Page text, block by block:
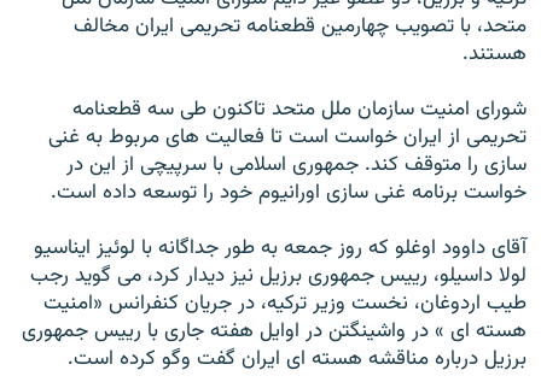
متحد، با تصويب چهارمين قطعنامه تحريمی ايران مخالف
هستند.
شورای امنيت سازمان ملل متحد تاکنون طی سه قطعنامه
تحريمی از ايران خواست است تا فعاليت های مربوط به غنی
سازی را متوقف کند. جمهوری اسلامی با سرپيچی از اين در
خواست برنامه غنی سازی اورانيوم خود را توسعه داده است.
آقای داوود اوغلو که روز جمعه به طور جداگانه با لوئيز ايناسيو
لولا داسيلو، رييس جمهوری برزيل نيز ديدار کرد، می گويد رجب
طيب اردوغان، نخست وزير ترکيه، در جريان کنفرانس «امنيت
هسته ای » در واشينگتن در اوايل هفته جاری با رييس جمهوری
برزيل درباره مناقشه هسته ای ايران گفت وگو کرده است.